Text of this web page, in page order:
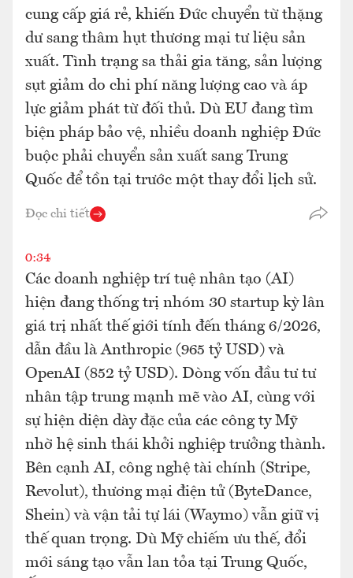
cung cấp giá rẻ, khiến Đức chuyển từ thặng
dư sang thâm hụt thương mại tư liệu sản
xuất. Tình trạng sa thải gia tăng, sản lượng
sụt giảm do chi phí năng lượng cao và áp
lực giảm phát từ đối thủ. Dù EU đang tìm
biện pháp bảo vệ, nhiều doanh nghiệp Đức
buộc phải chuyển sản xuất sang Trung
Quốc để tồn tại trước một thay đổi lịch sử.
Đọc chi tiết
0:34
Các doanh nghiệp trí tuệ nhân tạo (AI)
hiện đang thống trị nhóm 30 startup kỳ lân
giá trị nhất thế giới tính đến tháng 6/2026,
dẫn đầu là Anthropic (965 tỷ USD) và
OpenAI (852 tỷ USD). Dòng vốn đầu tư tư
nhân tập trung mạnh mẽ vào AI, cùng với
sự hiện diện dày đặc của các công ty Mỹ
nhờ hệ sinh thái khởi nghiệp trưởng thành.
Bên cạnh AI, công nghệ tài chính (Stripe,
Revolut), thương mại điện tử (ByteDance,
Shein) và vận tải tự lái (Waymo) vẫn giữ vị
thế quan trọng. Dù Mỹ chiếm ưu thế, đổi
mới sáng tạo vẫn lan tỏa tại Trung Quốc,